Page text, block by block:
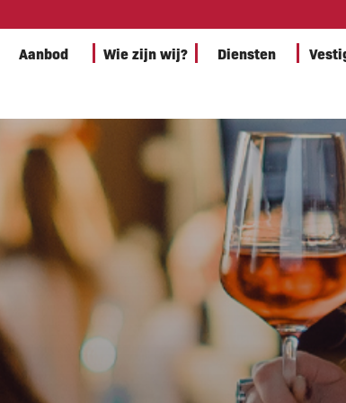
Aanbod Wie zijn wij? Diensten